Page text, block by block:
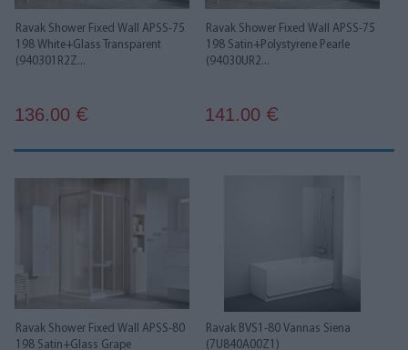
Ravak Shower Fixed Wall APSS-75
198 White+Glass Transparent
(940301R2Z...
136.00 €
Ravak Shower Fixed Wall APSS-75
198 Satin+Polystyrene Pearle
(94030UR2...
141.00 €
Ravak Shower Fixed Wall APSS-80
198 Satin+Glass Grape
Ravak BVS1-80 Vannas Siena
(7U840A00Z1)